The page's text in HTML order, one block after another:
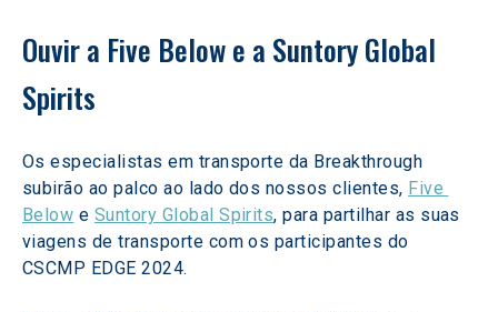
Ouvir a Five Below e a Suntory Global
Spirits
Os especialistas em transporte da Breakthrough
subirão ao palco ao lado dos nossos clientes, Five
Below e Suntory Global Spirits, para partilhar as suas
viagens de transporte com os participantes do
CSCMP EDGE 2024.